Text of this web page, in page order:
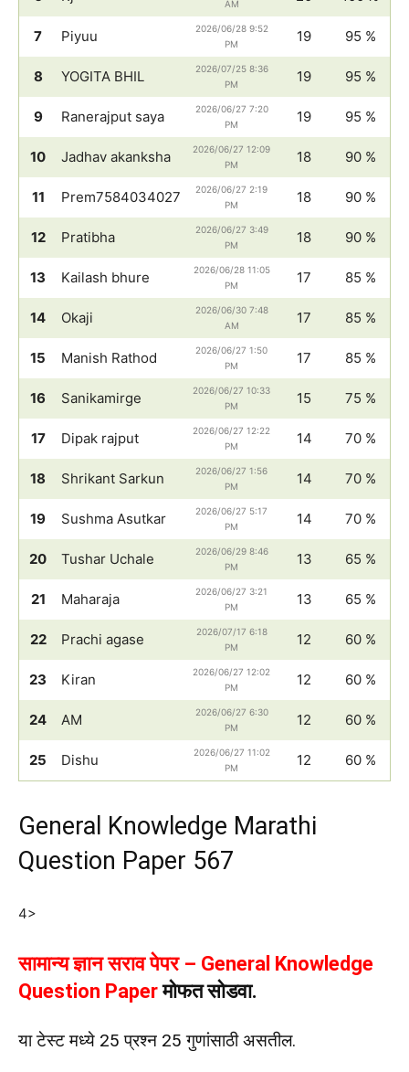
AM
7 Piyuu
2026/06/28 9:52
PM
19 95 %
8 YOGITA BHIL
2026/07/25 8:36
PM
19 95 %
9 Ranerajput saya
2026/06/27 7:20
PM
19 95 %
10 Jadhav akanksha
2026/06/27 12:09
PM
18 90 %
11 Prem7584034027
2026/06/27 2:19
PM
18 90 %
12 Pratibha
2026/06/27 3:49
PM
18 90 %
13 Kailash bhure
2026/06/28 11:05
PM
17 85 %
14 Okaji
2026/06/30 7:48
AM
17 85 %
15 Manish Rathod
2026/06/27 1:50
PM
17 85 %
16 Sanikamirge
2026/06/27 10:33
PM
15 75 %
17 Dipak rajput
2026/06/27 12:22
PM
14 70 %
18 Shrikant Sarkun
2026/06/27 1:56
PM
14 70 %
19 Sushma Asutkar
2026/06/27 5:17
PM
14 70 %
20 Tushar Uchale
2026/06/29 8:46
PM
13 65 %
21 Maharaja
2026/06/27 3:21
PM
13 65 %
22 Prachi agase
2026/07/17 6:18
PM
12 60 %
23 Kiran
2026/06/27 12:02
PM
12 60 %
24 AM
2026/06/27 6:30
PM
12 60 %
25 Dishu
2026/06/27 11:02
PM
12 60 %
General Knowledge Marathi
Question Paper 567
4>
सामान्य ज्ञान सराव पेपर – General Knowledge
Question Paperमोफत सोडवा.
या टेस्ट मध्ये 25 प्रश्न 25 गुणांसाठी असतील.